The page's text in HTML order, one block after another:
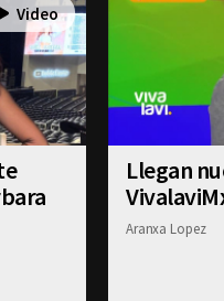
Llegan
Aranxa Lopez